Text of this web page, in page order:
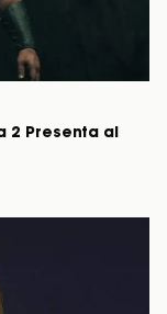
2 Presenta al